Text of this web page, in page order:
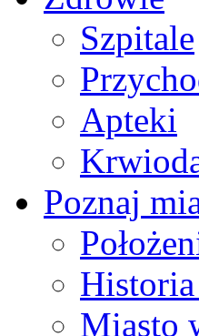
Szpitale
Apteki
Poznaj
Miasto